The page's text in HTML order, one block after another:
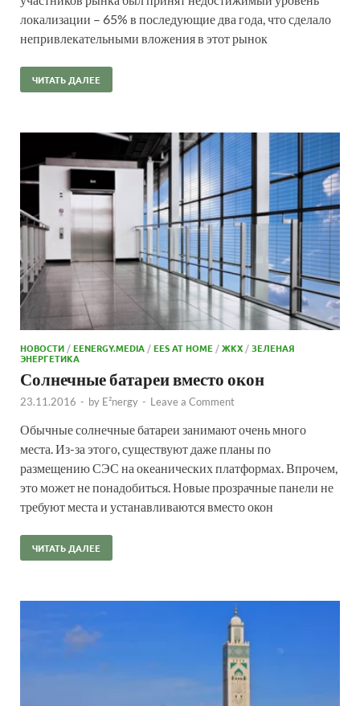
локализации – 65% в последующие два года, что сделало
непривлекательными вложения в этот рынок
ЧИТАТЬ ДАЛЕЕ
НОВОСТИ /EENERGY.MEDIA /EES AT HOME /ЖКХ /ЗЕЛЕНАЯ
ЭНЕРГЕТИКА
Солнечные батареи вместо окон
23.11.2016 - by E²nergy - Leave a Comment
Обычные солнечные батареи занимают очень много
места. Из-за этого, существуют даже планы по
размещению СЭС на океанических платформах. Впрочем,
это может не понадобиться. Новые прозрачные панели не
требуют места и устанавливаются вместо окон
ЧИТАТЬ ДАЛЕЕ